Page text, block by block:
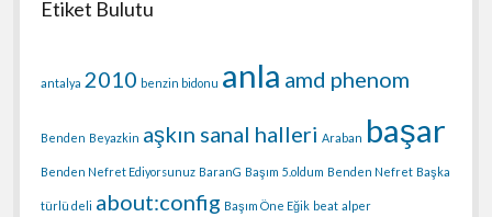
Etiket Bulutu
antalya 2010 benzin bidonu anla amd phenom
Benden Beyazkin aşkın sanal halleri Araban başar
Benden Nefret Ediyorsunuz BaranG Başım 5.oldum Benden Nefret Başka
türlü deli about:config Başım Öne Eğik beat alper